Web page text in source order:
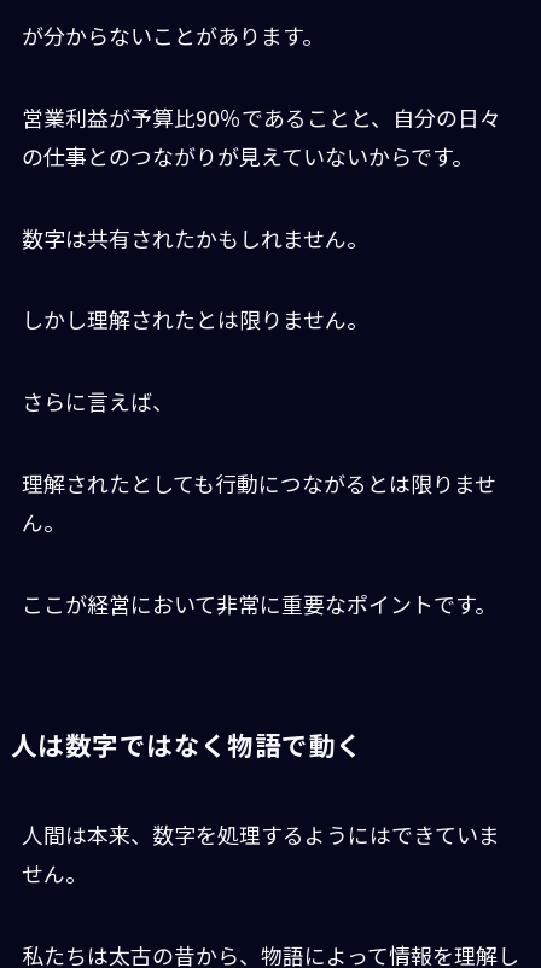
が分からないことがあります。
営業利益が予算比90％であることと、自分の日々
の仕事とのつながりが見えていないからです。
数字は共有されたかもしれません。
しかし理解されたとは限りません。
さらに言えば、
理解されたとしても行動につながるとは限りませ
ん。
ここが経営において非常に重要なポイントです。
人は数字ではなく物語で動く
人間は本来、数字を処理するようにはできていま
せん。
私たちは太古の昔から、物語によって情報を理解し